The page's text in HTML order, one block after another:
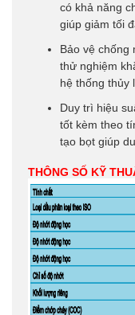
có khả năng
giúp giảm tối
Bảo vệ chống
thử nghiệm
hệ thống thủy
Duy trì hiệu
tốt kèm theo
tạo bọt giúp
THÔNG SỐ KỸ